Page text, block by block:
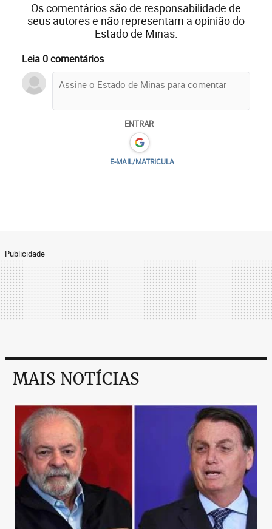
Os comentários são de responsabilidade de
seus autores e não representam a opinião do
Estado de Minas.
Leia 0 comentários
ENTRAR
E-MAIL/MATRICULA
Publicidade
MAIS NOTÍCIAS